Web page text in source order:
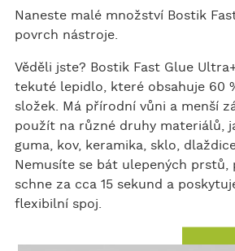
Naneste malé množství Bostik
povrch nástroje.
Věděli jste? Bostik Fast Glue
tekuté lepidlo, které obsahuje 60
složek. Má přírodní vůni a menší
použít na různé druhy materiálů,
guma, kov, keramika, sklo,
Nemusíte se bát ulepených
schne za cca 15 sekund a
flexibilní spoj.